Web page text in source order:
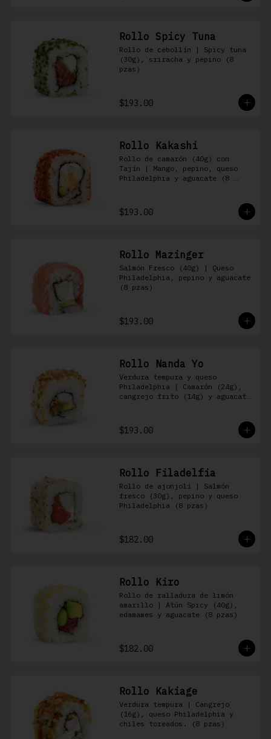
Rollo Spicy Tuna
Rollo de cebollín | Spicy tuna
(30g), sriracha y pepino (8
pzas)
$193.00
Rollo Kakashi
Rollo de camarón (40g) con
Tajín | Mango, pepino, queso
Philadelphia y aguacate (8
$193.00
Rollo Mazinger
Salmón Fresco (40g) | Queso
Philadelphia, pepino y aguacate
(8 pzas)
$193.00
Rollo Nanda Yo
Verdura tempura y queso
Philadelphia | Camarón (24g),
cangrejo frito (14g) y aguacate
$193.00
Rollo Filadelfia
Rollo de ajonjolí | Salmón
fresco (30g), pepino y queso
Philadelphia (8 pzas)
$182.00
Rollo Kiro
Rollo de ralladura de limón
amarillo | Atún Spicy (40g),
edamames y aguacate (8 pzas)
$182.00
Rollo Kakiage
Verdura tempura | Cangrejo
(16g), queso Philadelphia y
chiles toreados. (8 pzas)